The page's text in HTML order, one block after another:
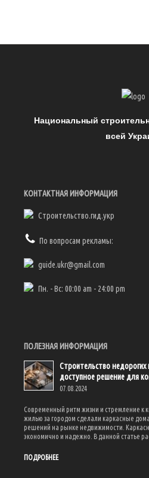
Национальный
всей
КОНТАКТНАЯ ИНФОРМАЦИЯ
Строительство.гид.укр
По вопросам рекламы:
guide.ukr@gmail.com
Пн. - Вс: 00:00 am - 24:00 pm
ПОЛЕЗНАЯ ИНФОРМАЦИЯ
Строительство
доступное решение для
07.08.2024
Современный ритм жизни и стремление к
жилью за городом сделали каркасные
решений на рынке недвижимости.
экономично и надежно. В данной статье
ПОДРОБНЕЕ